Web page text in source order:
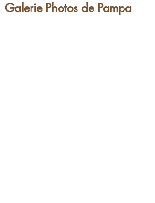
Galerie Photos de Pampa